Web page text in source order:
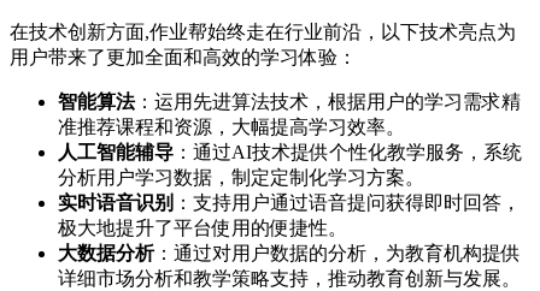
在技术创新方面,作业帮始终走在行业前沿，以下技术亮点为
用户带来了更加全面和高效的学习体验：
智能算法：运用先进算法技术，根据用户的学习需求精
准推荐课程和资源，大幅提高学习效率。
人工智能辅导 ：通过AI技术提供个性化教学服务，系统
分析用户学习数据，制定定制化学习方案。
实时语音识别 ：支持用户通过语音提问获得即时回答，
极大地提升了平台使用的便捷性。
大数据分析：通过对用户数据的分析，为教育机构提供
详细市场分析和教学策略支持，推动教育创新与发展。